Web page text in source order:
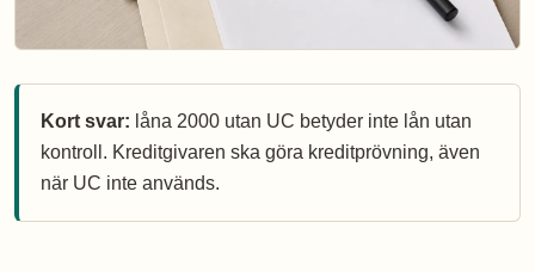
Kort svar: låna 2000 utan UC betyder inte lån utan
kontroll. Kreditgivaren ska göra kreditprövning, även
när UC inte används.